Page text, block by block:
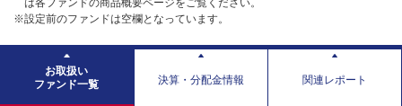
は各ファンドの商品概要ページをご覧ください。
※設定前のファンドは空欄となっています。
お取扱い
ファンド一覧
決算・分配金情報 関連レポート